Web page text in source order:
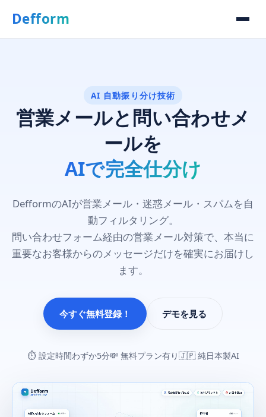
Defform
AI 自動振り分け技術
営業メールと問い合わせメ
ールを
AIで完全仕分け
DefformのAIが営業メール・迷惑メール・スパムを自
動フィルタリング。
問い合わせフォーム経由の営業メール対策で、本当に
重要なお客様からのメッセージだけを確実にお届けし
ます。
今すぐ無料登録！ デモを見る
⏱ 設定時間わずか5分💸 無料プラン有り🇯🇵 純日本製AI